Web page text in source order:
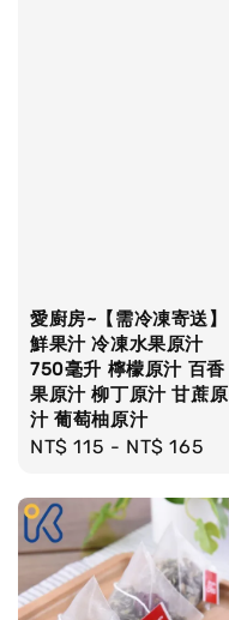
愛廚房~【需冷凍寄送】
鮮果汁 冷凍水果原汁
750毫升 檸檬原汁 百香
果原汁 柳丁原汁 甘蔗原
汁 葡萄柚原汁
Regular
NT$ 115 - NT$ 165